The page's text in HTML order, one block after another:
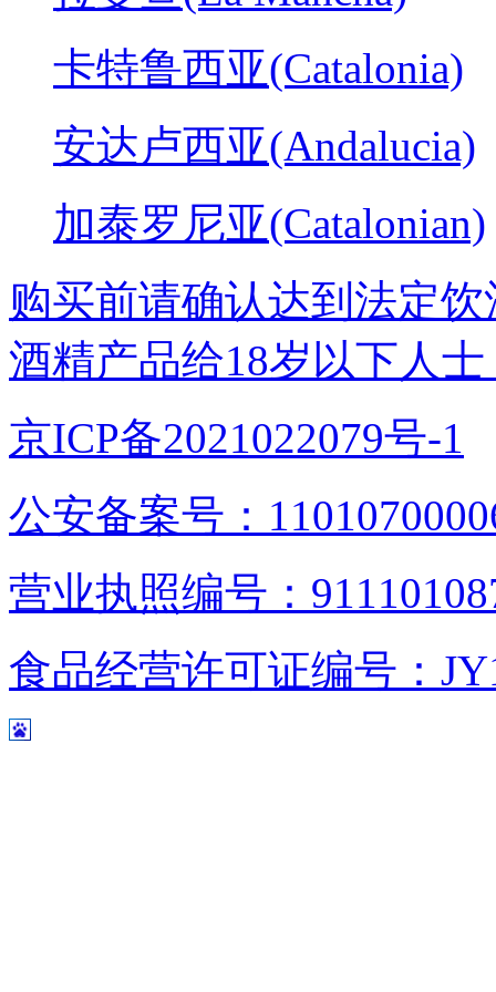
卡特鲁西亚(Catalonia)
安达卢西亚(Andalucia)
加泰罗尼亚(Catalonian)
购买前请确认达到法定
酒精产品给18岁以下人士
京ICP备2021022079号-1
公安备案号：
营业执照编号：
食品经营许可证编号：